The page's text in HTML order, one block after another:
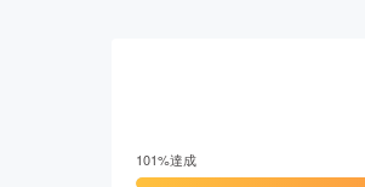
101%達成